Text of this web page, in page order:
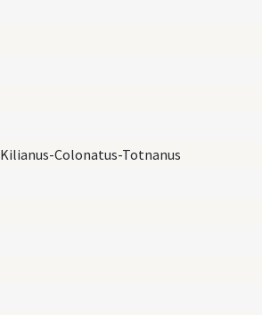
Kilianus-Colonatus-Totnanus